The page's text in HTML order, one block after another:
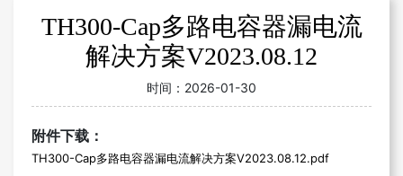
TH300-Cap多路电容器漏电流
解决方案V2023.08.12
时间： 2026-01-30
附件下载：
TH300-Cap多路电容器漏电流解决方案V2023.08.12.pdf